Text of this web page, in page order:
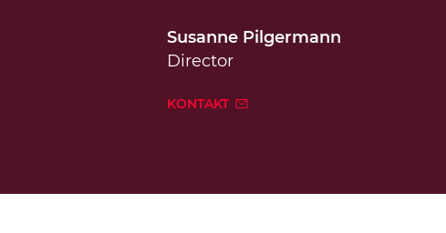
Susanne Pilgermann
Director
KONTAKT